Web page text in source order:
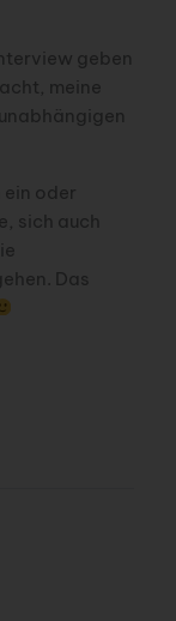
geben
meine
oder
sich auch
Das